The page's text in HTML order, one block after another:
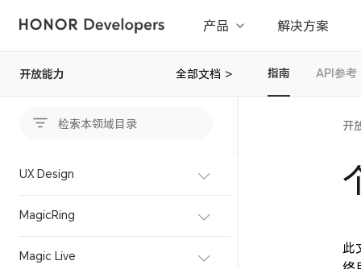
产品 解决方案
开放能力 全部文档 > 指南 API参考
UX Design
MagicRing
Magic Live
开
此